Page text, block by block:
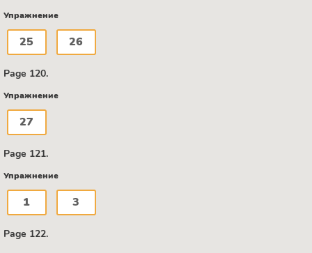
Упражнение
25 26
Page 120.
Упражнение
27
Page 121.
Упражнение
1 3
Page 122.